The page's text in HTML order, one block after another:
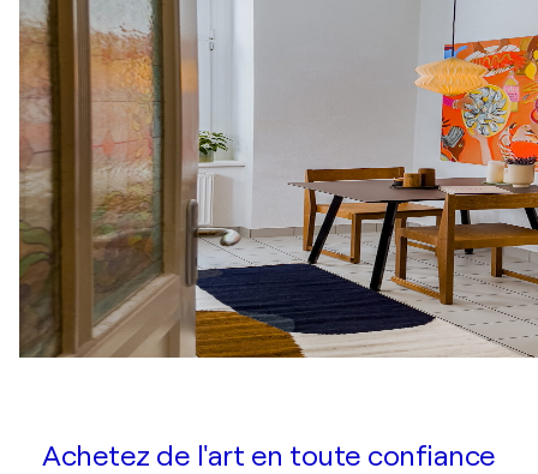
Achetez de l'art en toute confiance